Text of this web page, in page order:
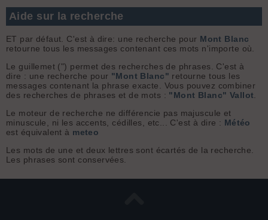
Aide sur la recherche
ET par défaut. C'est à dire: une recherche pour Mont Blanc
retourne tous les messages contenant ces mots n'importe où.
Le guillemet (") permet des recherches de phrases. C'est à
dire : une recherche pour "Mont Blanc" retourne tous les
messages contenant la phrase exacte. Vous pouvez combiner
des recherches de phrases et de mots : "Mont Blanc" Vallot
Le moteur de recherche ne différencie pas majuscule et
minuscule, ni les accents, cédilles, etc... C'est à dire : Météo
est équivalent à meteo
Les mots de une et deux lettres sont écartés de la recherche.
Les phrases sont conservées.